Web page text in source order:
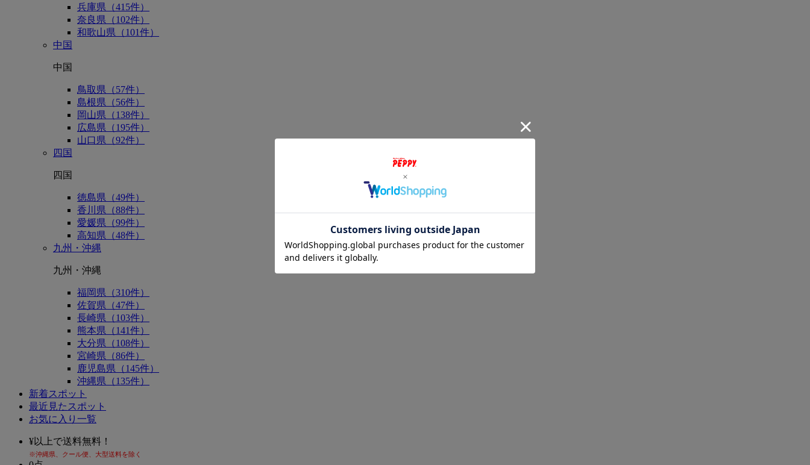
兵庫県（415件）
奈良県（102件）
和歌山県（101件）
中国
中国
鳥取県（57件）
島根県（56件）
岡山県（138件）
広島県（195件）
山口県（92件）
四国
四国
徳島県（49件）
香川県（88件）
愛媛県（99件）
高知県（48件）
九州・沖縄
九州・沖縄
福岡県（310件）
佐賀県（47件）
長崎県（103件）
熊本県（141件）
大分県（108件）
宮崎県（86件）
鹿児島県（145件）
沖縄県（135件）
新着スポット
最近見たスポット
お気に入り一覧
¥以上で送料無料！
※沖縄県、クール便、大型送料を除く